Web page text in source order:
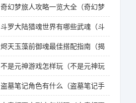
奇幻梦旅人攻略一览大全（奇幻梦
斗罗大陆猎魂世界有哪些武魂（斗
烬天玉藻前御魂最佳搭配指南（揭
不是元神游戏怎样玩（不是元神玩
盗墓笔记角色有什么（盗墓笔记手